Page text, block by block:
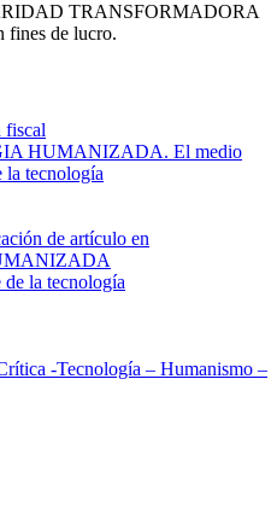
TRANSFORMADORA
de lucro.
fiscal
HUMANIZADA. El medio
la tecnología
de artículo en
la tecnología
-Tecnología – Humanismo –